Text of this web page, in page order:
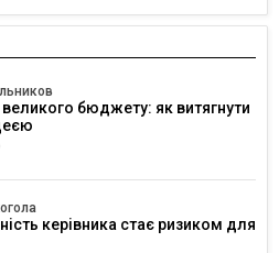
бюджету: як витягнути
керівника стає ризиком для